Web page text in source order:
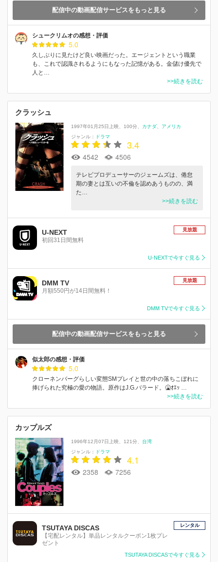
配信中の動画配信サービスをもっと見る
シュークリムオの感想・評価
5.0
久しぶりに見たけど良い映画だった。エージェントという職業
も、これで認識されるようにもなった記憶がある。金儲け優先で
人と…
>>続きを読む
クラッシュ
1997年01月25日上映 100分 カナダ
アメリカ
ジャンル：
ドラマ
3.4
4542 4506
テレビプロデューサーのジェームズは、倦怠
期の妻とは互いの不倫を認めあうものの、満
た…
>>続きを読む
U-NEXT
初回31日間無料
見放題
U-NEXTで今すぐ見る
DMM TV
月額550円が14日間無料！
見放題
DMM TVで今すぐ見る
配信中の動画配信サービスをもっと見る
似太郎の感想・評価
5.0
クローネンバーグらしい変態SMプレイと世の中の落ちこぼれに
捧げられた究極の愛の物語。原作はJ.G.バラード。🤮ｵｴｯ …
>>続きを読む
カップルズ
1996年12月07日上映 121分
台湾
ジャンル：
ドラマ
4.1
2358 7256
TSUTAYA DISCAS
【宅配レンタル】単品レンタルクーポン1枚プレ
ゼント
レンタル
TSUTAYA DISCASで今すぐ見る